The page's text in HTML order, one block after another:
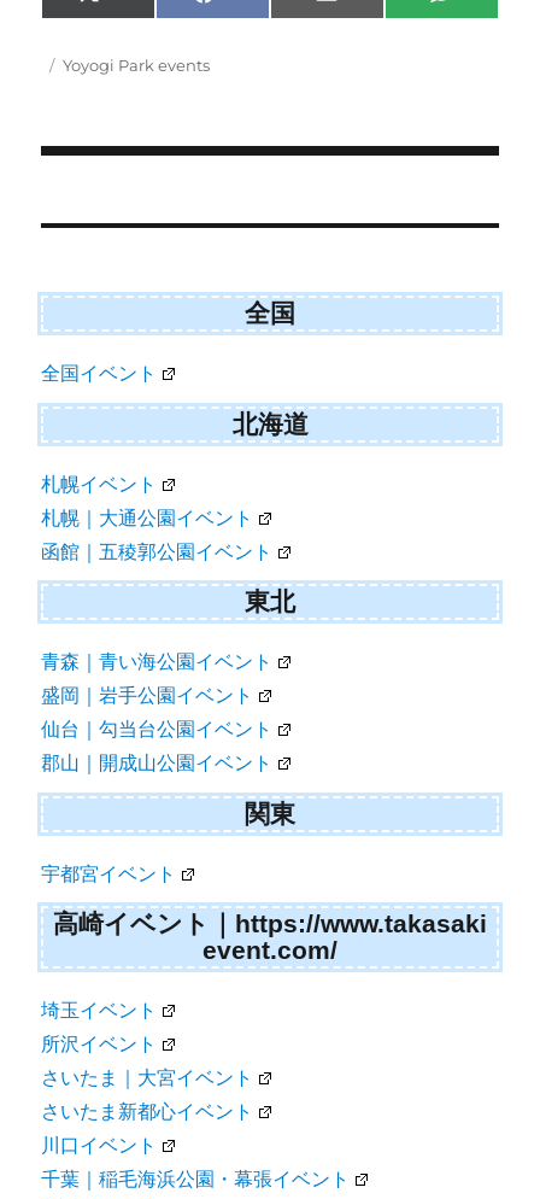
on
(
w
i
r
on
a
on
m
on
M
Posted
Categories
Yoyogi Park events
navigation
全国
全国イベント
北海道
札幌イベント
札幌｜大通公園イベント
函館｜五稜郭公園イベント
東北
青森｜青い海公園イベント
盛岡｜岩手公園イベント
仙台｜勾当台公園イベント
郡山｜開成山公園イベント
関東
宇都宮イベント
高崎イベント｜https://www.takasaki
event.com/
埼玉イベント
所沢イベント
さいたま｜大宮イベント
さいたま新都心イベント
川口イベント
千葉｜稲毛海浜公園・幕張イベント